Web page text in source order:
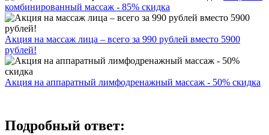
комбинированный массаж - 85% скидка
Акция на массаж лица – всего за 990 рублей вместо 5900
рублей!
Акция на аппаратный лимфодренажный массаж - 50% скидка
Подробный ответ: